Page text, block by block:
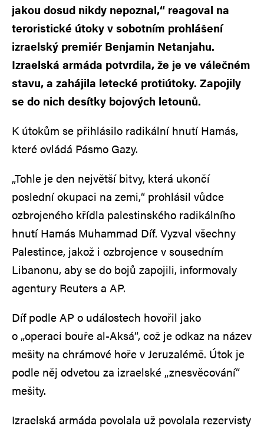
jakou dosud nikdy nepoznal,“ reagoval na
teroristické útoky v sobotním prohlášení
izraelský premiér Benjamin Netanjahu.
Izraelská armáda potvrdila, že je ve válečném
stavu, a zahájila letecké protiútoky. Zapojily
se do nich desítky bojových letounů.
K útokům se přihlásilo radikální hnutí Hamás,
které ovládá Pásmo Gazy.
„Tohle je den největší bitvy, která ukončí
poslední okupaci na zemi,“ prohlásil vůdce
ozbrojeného křídla palestinského radikálního
hnutí Hamás Muhammad Díf. Vyzval všechny
Palestince, jakož i ozbrojence v sousedním
Libanonu, aby se do bojů zapojili, informovaly
agentury Reuters a AP.
Díf podle AP o událostech hovořil jako
o „operaci bouře al-Aksá“, což je odkaz na název
mešity na chrámové hoře v Jeruzalémě. Útok je
podle něj odvetou za izraelské „znesvěcování“
mešity.
Izraelská armáda povolala už povolala rezervisty